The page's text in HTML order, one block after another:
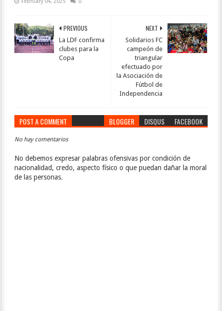
NEXT
Solidarios FC
campeón de
triangular
efectuado por
la Asociación de
Fútbol de
Independencia
PREVIOUS
La LDF confirma
clubes para la
Copa
POST A COMMENT BLOGGER DISQUS FACEBOOK
No hay comentarios
No debemos expresar palabras ofensivas por condición de
nacionalidad, credo, aspecto físico o que puedan dañar la moral
de las personas.